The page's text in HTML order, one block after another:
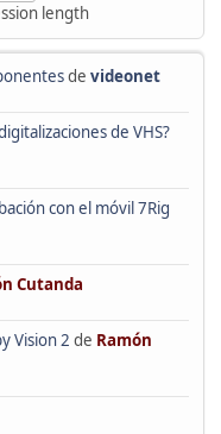
length
de videonet
de VHS?
con el móvil 7Rig
Cutanda
Vision 2 de Ramón